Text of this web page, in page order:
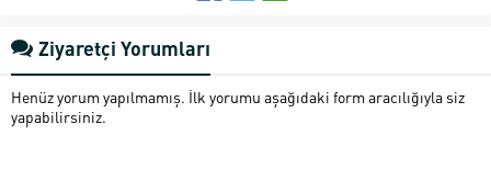
Ziyaretçi Yorumları
Henüz yorum yapılmamış. İlk yorumu aşağıdaki form aracılığıyla siz
yapabilirsiniz.